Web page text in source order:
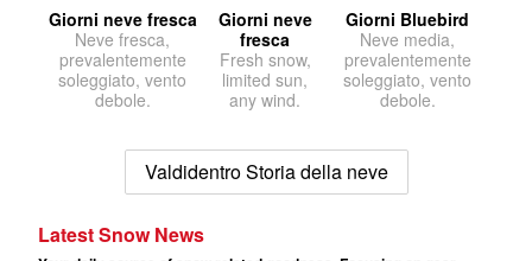
Giorni neve fresca
Neve fresca,
prevalentemente
soleggiato, vento
debole.
Giorni neve
fresca
Fresh snow,
limited sun,
any wind.
Giorni Bluebird
Neve media,
prevalentemente
soleggiato, vento
debole.
Valdidentro Storia della neve